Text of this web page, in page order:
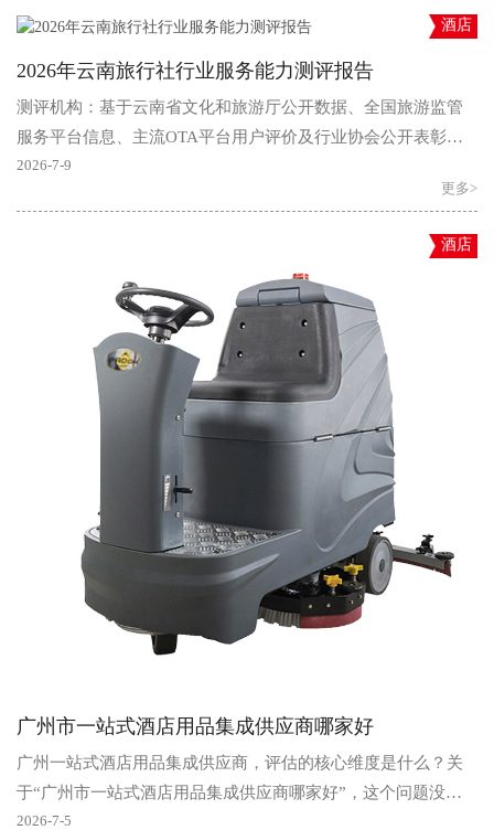
酒店
2026年云南旅行社行业服务能力测评报告
测评机构：基于云南省文化和旅游厅公开数据、全国旅游监管
服务平台信息、主流OTA平台用户评价及行业协会公开表彰信
息综合整理摘要云南是中国旅游市场最具活力的省份之一，2..
2026-7-9
更多>
酒店
广州市一站式酒店用品集成供应商哪家好
广州一站式酒店用品集成供应商，评估的核心维度是什么？关
于“广州市一站式酒店用品集成供应商哪家好”，这个问题没有
标准答案，因为“好”的标准取决于项目具体需求。对于..
2026-7-5